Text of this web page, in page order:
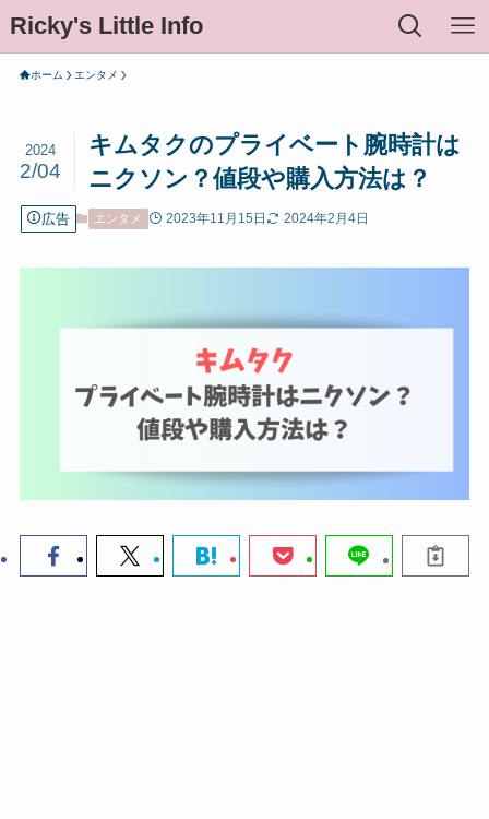
Ricky's Little Info
ホーム エンタメ
キムタクのプライベート腕時計は
ニクソン？値段や購入方法は？
2024
2/04
広告 エンタメ 2023年11月15日 2024年2月4日